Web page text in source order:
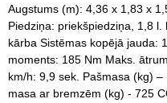
Augstums (m): 4,36 x 1,83 x
Piedziņa: priekšpiedziņa, 1,8
kārba Sistēmas kopējā jauda:
moments: 185 Nm Maks.
km/h: 9,9 sek. Pašmasa (kg)
masa ar bremzēm (kg) - 725